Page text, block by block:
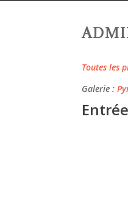
Toutes les
Galerie :